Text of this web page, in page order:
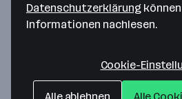
Steuerberatung GmbH
Bahnhofplatz 1a/3/1
Datenschutzerklärung
Informationen nachlesen.
Cookie-
Alle ablehnen Alle